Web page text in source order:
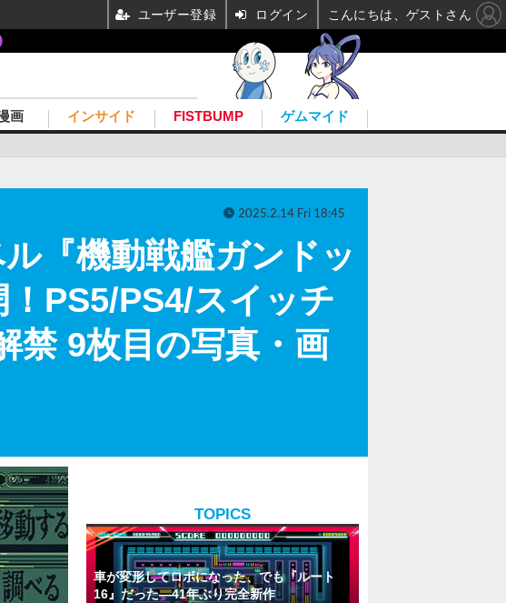
画 インサイド FISTBUMP ゲムマイド
『機動戦艦ガンドッ
PS5/PS4/スイッチ
禁 9枚目の写真・画
2025.2.14 Fri 18:45
TOPICS
車が変形してロボになった、でも『ルート
16』だった―41年ぶり完全新作
ユーザー登録 ログイン こんにちは、ゲストさん